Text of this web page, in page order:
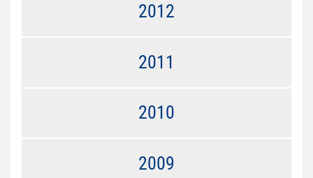
2012
2011
2010
2009